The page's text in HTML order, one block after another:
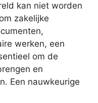
kan niet worden
zakelijke
werken, een
om de
en
Een nauwkeurige